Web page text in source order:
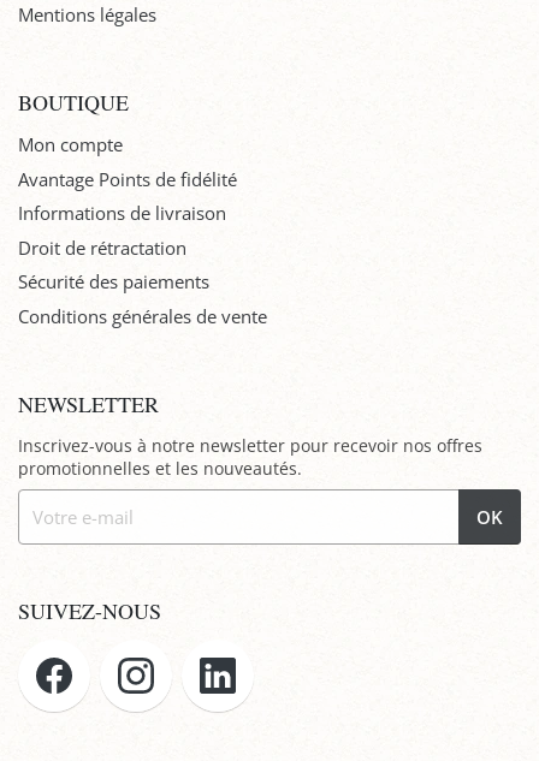
Mentions légales
BOUTIQUE
Mon compte
Avantage Points de fidélité
Informations de livraison
Droit de rétractation
Sécurité des paiements
Conditions générales de vente
NEWSLETTER
Inscrivez-vous à notre newsletter pour recevoir nos offres
promotionnelles et les nouveautés.
OK
SUIVEZ-NOUS